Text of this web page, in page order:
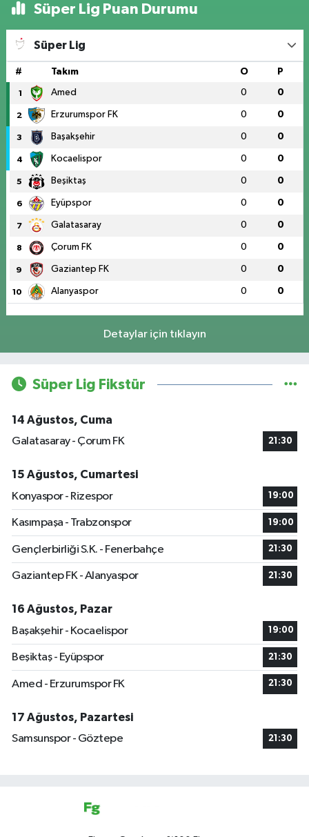
Süper Lig Puan Durumu
Süper Lig
# Takım O P
1 Amed 0 0
2 Erzurumspor FK 0 0
3 Başakşehir 0 0
4 Kocaelispor 0 0
5 Beşiktaş 0 0
6 Eyüpspor 0 0
7 Galatasaray 0 0
8 Çorum FK 0 0
9 Gaziantep FK 0 0
10 Alanyaspor 0 0
Detaylar için tıklayın
Süper Lig Fikstür
14 Ağustos, Cuma
Galatasaray - Çorum FK
21:30
15 Ağustos, Cumartesi
Konyaspor - Rizespor
19:00
Kasımpaşa - Trabzonspor 19:00
Gençlerbirliği S.K. - Fenerbahçe 21:30
Gaziantep FK - Alanyaspor 21:30
16 Ağustos, Pazar
Başakşehir - Kocaelispor
19:00
Beşiktaş - Eyüpspor 21:30
Amed - Erzurumspor FK 21:30
17 Ağustos, Pazartesi
Samsunspor - Göztepe
21:30